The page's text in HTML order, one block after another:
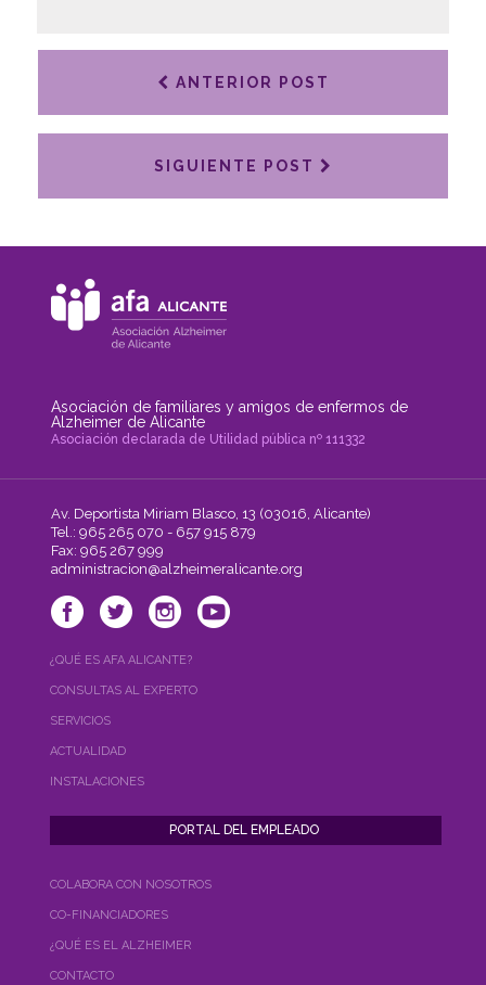
ANTERIOR POST
SIGUIENTE POST
Asociación de familiares y amigos de enfermos de
Alzheimer de Alicante
Asociación declarada de Utilidad pública nº 111332
Av. Deportista Miriam Blasco, 13 (03016, Alicante)
Tel.: 965 265 070 - 657 915 879
Fax: 965 267 999
administracion@alzheimeralicante.org
¿QUÉ ES AFA ALICANTE?
CONSULTAS AL EXPERTO
SERVICIOS
ACTUALIDAD
INSTALACIONES
COLABORA CON NOSOTROS
CO-FINANCIADORES
¿QUÉ ES EL ALZHEIMER
CONTACTO